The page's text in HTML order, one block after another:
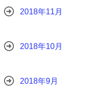
2018年11月
2018年10月
2018年9月